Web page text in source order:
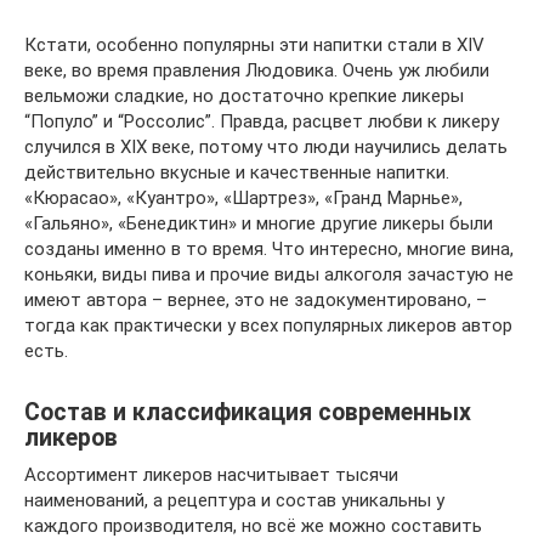
Кстати, особенно популярны эти напитки стали в XIV
веке, во время правления Людовика. Очень уж любили
вельможи сладкие, но достаточно крепкие ликеры
“Популо” и “Россолис”. Правда, расцвет любви к ликеру
случился в XIX веке, потому что люди научились делать
действительно вкусные и качественные напитки.
«Кюрасао», «Куантро», «Шартрез», «Гранд Марнье»,
«Гальяно», «Бенедиктин» и многие другие ликеры были
созданы именно в то время. Что интересно, многие вина,
коньяки, виды пива и прочие виды алкоголя зачастую не
имеют автора – вернее, это не задокументировано, –
тогда как практически у всех популярных ликеров автор
есть.
Состав и классификация современных
ликеров
Ассортимент ликеров насчитывает тысячи
наименований, а рецептура и состав уникальны у
каждого производителя, но всё же можно составить